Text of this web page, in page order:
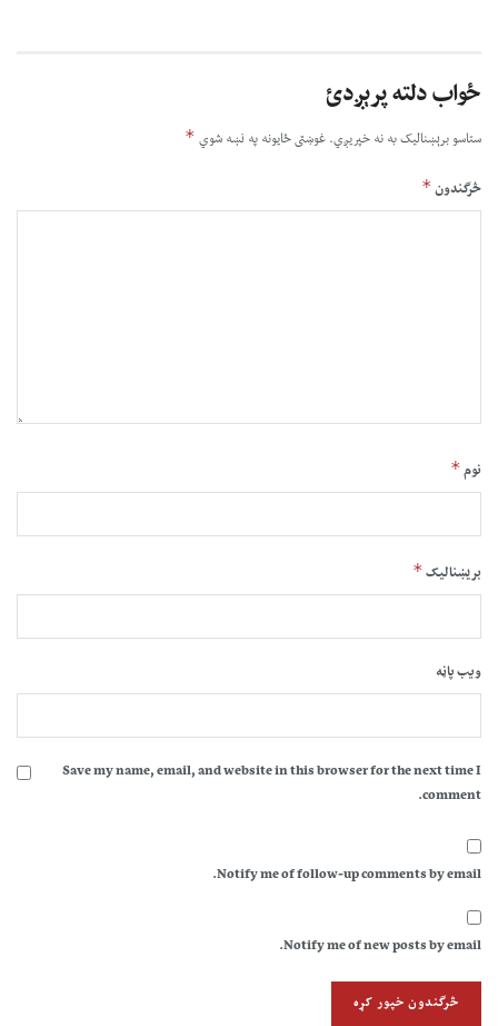
ځواب دلته پرېږدئ
ستاسو برېښناليک به نه خپريږي.غوښتى ځایونه په نښه شوي *
څرگندون*
نوم*
بریښنالیک*
ویب پاڼه
Save my name, email, and website in this browser for the next time I
comment.
Notify me of follow-up comments by email.
Notify me of new posts by email.